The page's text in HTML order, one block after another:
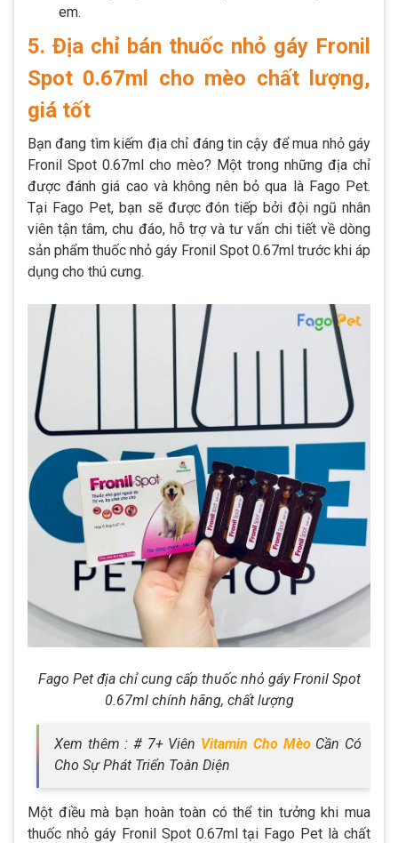
em.
5. Địa chỉ bán thuốc nhỏ gáy Fronil
Spot 0.67ml cho mèo chất lượng,
giá tốt
Bạn đang tìm kiếm địa chỉ đáng tin cậy để mua nhỏ gáy
Fronil Spot 0.67ml cho mèo? Một trong những địa chỉ
được đánh giá cao và không nên bỏ qua là Fago Pet.
Tại Fago Pet, bạn sẽ được đón tiếp bởi đội ngũ nhân
viên tận tâm, chu đáo, hỗ trợ và tư vấn chi tiết về dòng
sản phẩm thuốc nhỏ gáy Fronil Spot 0.67ml trước khi áp
dụng cho thú cưng.
Fago Pet địa chỉ cung cấp thuốc nhỏ gáy Fronil Spot
0.67ml chính hãng, chất lượng
Xem thêm : # 7+ Viên Vitamin Cho MèoCần Có
Cho Sự Phát Triển Toàn Diện
Một điều mà bạn hoàn toàn có thể tin tưởng khi mua
thuốc nhỏ gáy Fronil Spot 0.67ml tại Fago Pet là chất